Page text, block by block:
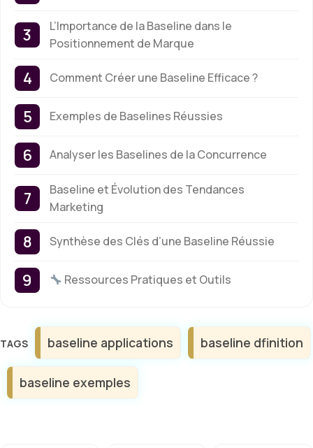
L’Importance de la Baseline dans le
Positionnement de Marque
Comment Créer une Baseline Efficace ?
Exemples de Baselines Réussies
Analyser les Baselines de la Concurrence
Baseline et Évolution des Tendances
Marketing
Synthèse des Clés d’une Baseline Réussie
Ressources Pratiques et Outils
Étiquettes
baseline applications baseline dfinition
baseline exemples